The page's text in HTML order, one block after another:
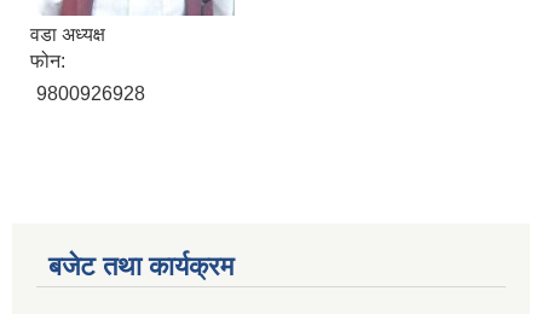
वडा अध्यक्ष
फोन:
9800926928
बजेट तथा कार्यक्रम